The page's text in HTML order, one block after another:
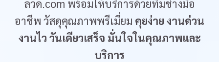
ลวด.com พร้อมให้บริการด้วยทีมช่างมือ
อาชีพ วัสดุคุณภาพพรีเมี่ยม คุยง่าย งานด่วน
งานไว วันเดียวเสร็จ มั่นใจในคุณภาพและ
บริการ